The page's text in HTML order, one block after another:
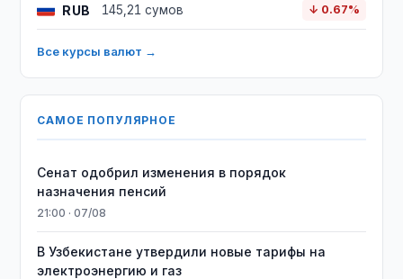
RUB 145,21 сумов ↓ 0.67%
Все курсы валют →
САМОЕ ПОПУЛЯРНОЕ
Сенат одобрил изменения в порядок
назначения пенсий
21:00 · 07/08
В Узбекистане утвердили новые тарифы на
электроэнергию и газ